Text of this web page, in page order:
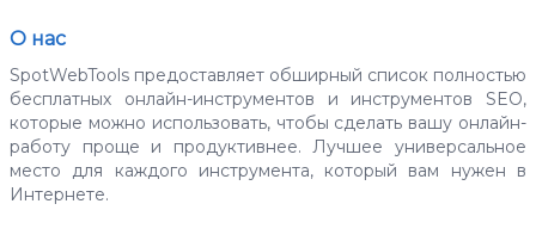
О нас
SpotWebTools предоставляет обширный список полностью
бесплатных онлайн-инструментов и инструментов SEO,
которые можно использовать, чтобы сделать вашу онлайн-
работу проще и продуктивнее. Лучшее универсальное
место для каждого инструмента, который вам нужен в
Интернете.